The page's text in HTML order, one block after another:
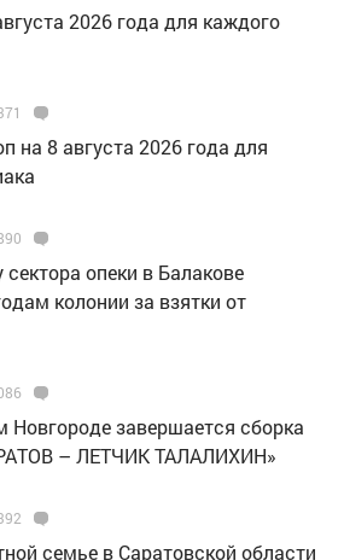
2026 года для каждого
на 8 августа 2026 года для
опеки в Балакове
колонии за взятки от
завершается сборка
– ЛЕТЧИК ТАЛАЛИХИН»
семье в Саратовской области